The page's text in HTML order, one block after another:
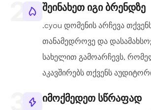
შეინახეთ იგი ბრენდზე
.cyou დომენის არჩევა
თანამედროვე და
სახელით გამოარჩევს,
აკავშირებს თქვენს
იმოქმედეთ სწრაფად